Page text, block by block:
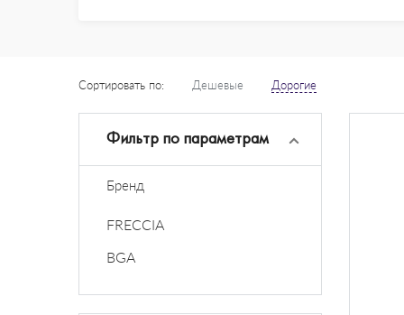
Сортировать по: Дешевые Дорогие
Фильтр по параметрам
Бренд
FRECCIA
BGA